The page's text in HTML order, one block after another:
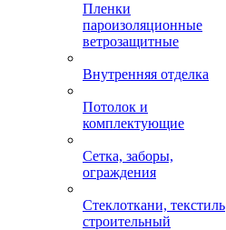
Пленки
пароизоляционные
ветрозащитные
Внутренняя отделка
Потолок и
комплектующие
Сетка, заборы,
ограждения
Стеклоткани, текстиль
строительный